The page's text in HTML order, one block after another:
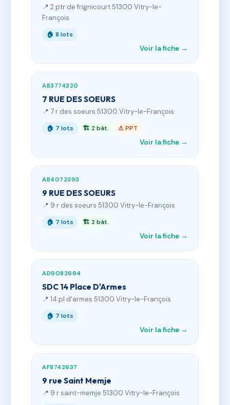
📍 2 ptr de frignicourt 51300 Vitry-le-
François
🏠 8 lots
Voir la fiche →
AB3774320
7 RUE DES SOEURS
📍 7 r des soeurs 51300 Vitry-le-François
🏠 7 lots 🏗 2 bât. ⚠ PPT
Voir la fiche →
AB4072393
9 RUE DES SOEURS
📍 9 r des soeurs 51300 Vitry-le-François
🏠 7 lots 🏗 2 bât.
Voir la fiche →
AD9082694
SDC 14 Place D'Armes
📍 14 pl d'armes 51300 Vitry-le-François
🏠 7 lots
Voir la fiche →
AF8742637
9 rue Saint Memje
📍 9 r saint-memje 51300 Vitry-le-François